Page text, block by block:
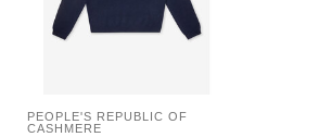
PEOPLE'S REPUBLIC OF
CASHMERE